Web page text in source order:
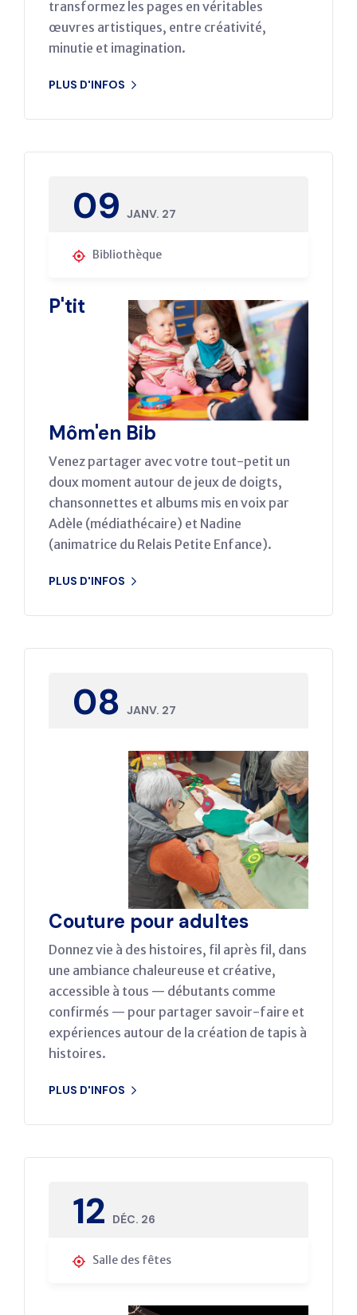
transformez les pages en véritables
œuvres artistiques, entre créativité,
minutie et imagination.
PLUS D'INFOS
09 JANV. 27
Bibliothèque
P'tit
Môm'en Bib
Venez partager avec votre tout-petit un
doux moment autour de jeux de doigts,
chansonnettes et albums mis en voix par
Adèle (médiathécaire) et Nadine
(animatrice du Relais Petite Enfance).
PLUS D'INFOS
08 JANV. 27
Couture pour adultes
Donnez vie à des histoires, fil après fil, dans
une ambiance chaleureuse et créative,
accessible à tous — débutants comme
confirmés — pour partager savoir-faire et
expériences autour de la création de tapis à
histoires.
PLUS D'INFOS
12 DÉC. 26
Salle des fêtes